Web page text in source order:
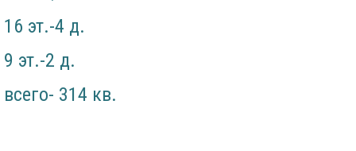
16 эт.-4 д.
9 эт.-2 д.
всего- 314 кв.